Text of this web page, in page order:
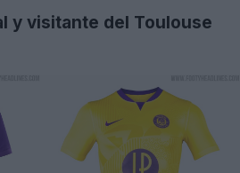
y visitante del Toulouse